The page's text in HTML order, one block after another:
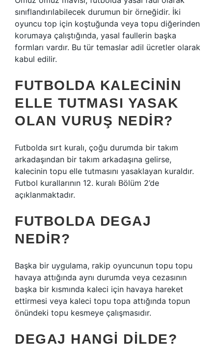
sınıflandırılabilecek durumun bir örneğidir. İki
oyuncu top için koştuğunda veya topu diğerinden
korumaya çalıştığında, yasal faullerin başka
formları vardır. Bu tür temaslar adil ücretler olarak
kabul edilir.
FUTBOLDA KALECININ
ELLE TUTMASI YASAK
OLAN VURUŞ NEDIR?
Futbolda sırt kuralı, çoğu durumda bir takım
arkadaşından bir takım arkadaşına gelirse,
kalecinin topu elle tutmasını yasaklayan kuraldır.
Futbol kurallarının 12. kuralı Bölüm 2’de
açıklanmaktadır.
FUTBOLDA DEGAJ
NEDIR?
Başka bir uygulama, rakip oyuncunun topu topu
havaya attığında aynı durumda veya cezasının
başka bir kısmında kaleci için havaya hareket
ettirmesi veya kaleci topu topa attığında topun
önündeki topu kesmeye çalışmasıdır.
DEGAJ HANGI DILDE?